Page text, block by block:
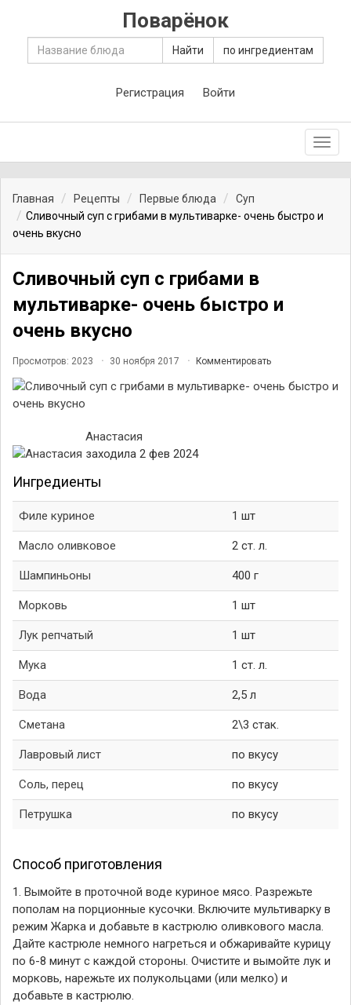
Поварёнок
Найти по ингредиентам
Регистрация Войти
Главная Рецепты Первые блюда
Суп
Сливочный суп с грибами в мультиварке- очень быстро и
очень вкусно
Сливочный суп с грибами в
мультиварке- очень быстро и
очень вкусно
Просмотров: 2023 30 ноября 2017 Комментировать
Анастасия
заходила 2 фев 2024
Ингредиенты
Филе куриное 1 шт
Масло оливковое 2 ст. л.
Шампиньоны 400 г
Морковь 1 шт
Лук репчатый 1 шт
Мука 1 ст. л.
Вода 2,5 л
Сметана 2\3 стак.
Лавровый лист по вкусу
Соль, перец по вкусу
Петрушка по вкусу
Способ приготовления
1. Вымойте в проточной воде куриное мясо. Разрежьте
пополам на порционные кусочки. Включите мультиварку в
режим Жарка и добавьте в кастрюлю оливкового масла.
Дайте кастрюле немного нагреться и обжаривайте курицу
по 6-8 минут с каждой стороны. Очистите и вымойте лук и
морковь, нарежьте их полукольцами (или мелко) и
добавьте в кастрюлю.